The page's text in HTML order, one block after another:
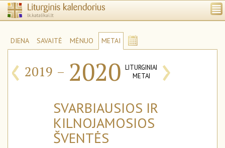
DIENA SAVAITĖ MĖNUO METAI
‹ 2019 – 2020 LITURGINIAI
METAI
›
SVARBIAUSIOS IR
KILNOJAMOSIOS
ŠVENTĖS